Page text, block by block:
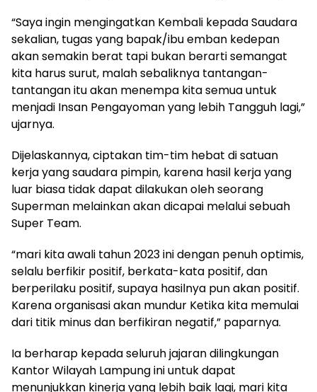
“Saya ingin mengingatkan Kembali kepada Saudara
sekalian, tugas yang bapak/ibu emban kedepan
akan semakin berat tapi bukan berarti semangat
kita harus surut, malah sebaliknya tantangan-
tantangan itu akan menempa kita semua untuk
menjadi Insan Pengayoman yang lebih Tangguh lagi,”
ujarnya.
Dijelaskannya, ciptakan tim-tim hebat di satuan
kerja yang saudara pimpin, karena hasil kerja yang
luar biasa tidak dapat dilakukan oleh seorang
Superman melainkan akan dicapai melalui sebuah
Super Team.
“mari kita awali tahun 2023 ini dengan penuh optimis,
selalu berfikir positif, berkata-kata positif, dan
berperilaku positif, supaya hasilnya pun akan positif.
Karena organisasi akan mundur Ketika kita memulai
dari titik minus dan berfikiran negatif,” paparnya.
Ia berharap kepada seluruh jajaran dilingkungan
Kantor Wilayah Lampung ini untuk dapat
menunjukkan kinerja yang lebih baik lagi, mari kita